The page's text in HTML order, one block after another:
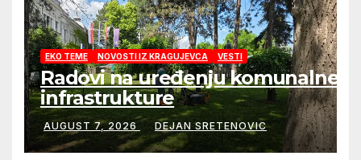
EKO TEME NOVOSTI IZ KRAGUJEVCA VESTI
Radovi na uređenju komunalne
infrastrukture
AUGUST 7, 2026 DEJAN SRETENOVIC